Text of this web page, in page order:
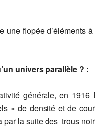
une flopée d’éléments
univers parallèle ? :
générale, en 1916
» de densité et de
par la suite des trous